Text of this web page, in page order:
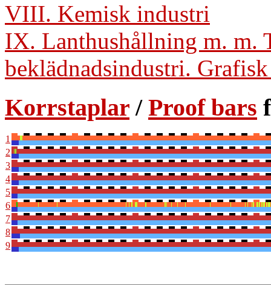
VIII. Kemisk industri
IX. Lanthushållning m. m.
beklädnadsindustri.
Korrstaplar / Proof bars
1
2
3
4
5
6
7
8
9